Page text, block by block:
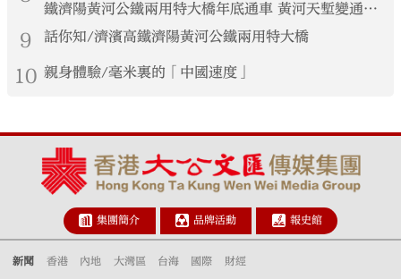
鐵濟陽黃河公鐵兩用特大橋年底通車 黃河天塹變通途
港生見證大國基建實力
9 話你知/濟濱高鐵濟陽黃河公鐵兩用特大橋
10 親身體驗/毫米裏的「中國速度」
集團簡介 品牌活動 報史館
新聞 香港 內地 大灣區 台海 國際 財經